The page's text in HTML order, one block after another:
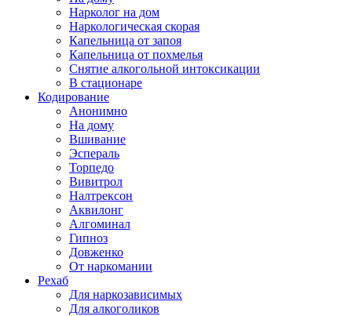
Нарколог на дом
Наркологическая скорая
Капельница от запоя
Капельница от похмелья
Снятие алкогольной интоксикации
В стационаре
Кодирование
Анонимно
На дому
Вшивание
Эспераль
Торпедо
Вивитрол
Налтрексон
Аквилонг
Алгоминал
Гипноз
Довженко
От наркомании
Рехаб
Для наркозависимых
Для алкоголиков